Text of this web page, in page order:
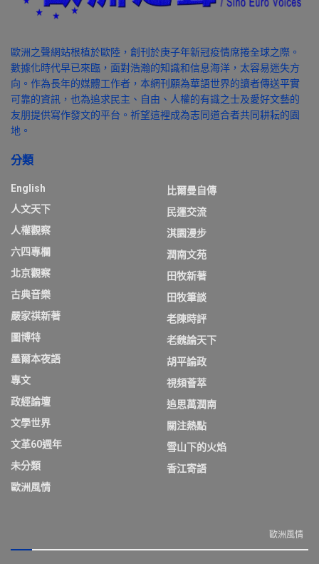
歐洲之聲網站根植於歐陸，創刊於庚子年新冠疫情席捲全球之際。
數據化時代早已來臨，面對浩瀚的知識和信息海洋，太容易迷失方
向。作為長年的媒體工作者，本網刊願為華語世界的讀者傳送平實
可靠的資訊，也為追求民主、自由、人權的有識之士及愛好文藝的
友朋提供寫作發文的平台。祈望這裡成為志同道合者共同耕耘的園
地。
分類
English
人文天下
人權觀察
六四專欄
北京觀察
古典音樂
嚴家祺新著
圖博特
墨爾本夜語
專文
政經論壇
文學世界
文革60週年
未分類
歐洲風情
比爾曼自傳
民運交流
淇園漫步
潤南文苑
田牧新著
田牧筆談
老陳時評
老魏論天下
胡平論政
視頻薈萃
追思萬潤南
關注熱點
雪山下的火焰
香江寄語
歐洲風情